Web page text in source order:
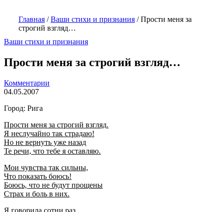
Главная /Ваши стихи и признания /Прости меня за
строгий взгляд…
Ваши стихи и признания
Прости меня за строгий взгляд…
Комментарии
04.05.2007
Город: Рига
Прости меня за строгий взгляд.
Я неслучайно так страдаю!
Но не вернуть уже назад
Те речи, что тебе я оставляю.
Мои чувства так сильны,
Что показать боюсь!
Боюсь, что не будут прощены
Страх и боль в них.
Я говорила сотни раз,